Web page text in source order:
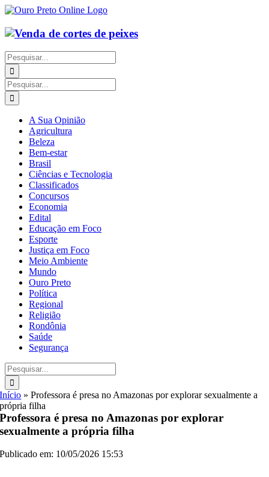
Ir
o
conteúdo
Buscar
resultados
para:
Buscar
resultados
para:
A Sua Opinião
Agricultura
Beleza
Bem-estar
Brasil
Ciências e Tecnologia
Classificados
Concursos
Economia
Edital
Educação em Foco
Esporte
Justiça em Foco
Meio Ambiente
Mundo
Ouro Preto
Política
Regional
Religião
Rondônia
Saúde
Segurança
Buscar
resultados
para:
Início »Professora é presa no Amazonas por explorar sexualmente a
própria filha
Professora é presa no Amazonas por explorar
sexualmente a própria filha
Publicado em: 10/05/2026 15:53